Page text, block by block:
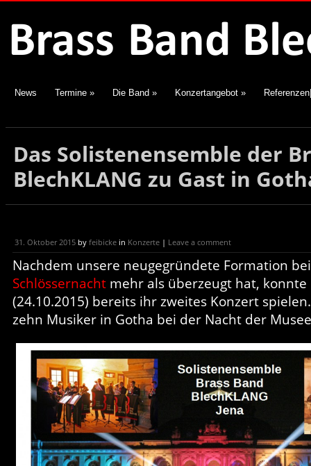
News Termine » Die Band » Konzertangebot »
Das Solistenensemble der
BlechKLANG zu Gast in
31. Oktober 2015 by feibicke in Konzerte | Leave a comment
Nachdem unsere neugegründete Formation
Schlössernacht mehr als überzeugt hat, konnte
(24.10.2015) bereits ihr zweites Konzert
zehn Musiker in Gotha bei der Nacht der